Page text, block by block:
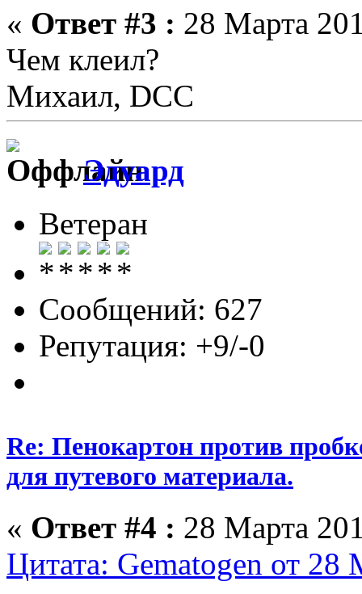
« Ответ #3 : 28 Марта
Чем клеил?
Михаил, DCC
Эдуард
Ветеран
Сообщений: 627
Репутация: +9/-0
Re: Пенокартон против
для путевого материала.
« Ответ #4 : 28 Марта
Цитата: Gematogen от